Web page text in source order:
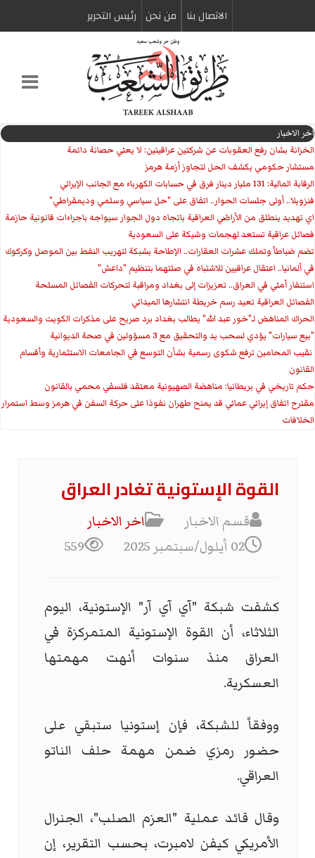
الاتصال بنا من نحن رئیس التحریر
اخر الاخبار
الخزانة بشان رفع العقوبات عن شركتين عراقيتين: لا يعني حصانة دائمة
مستشار حكومي يكشف الحل لتجاوز أزمة هرمز
الرقابة المالية: 131 مليار دينار فرق في حسابات الكهرباء مع الجانب الإيراني
فنزويلا.. أولى جلسات الحوار.. اتفاق على "حل سياسي وسلمي وديمقراطي"
اي تهديد ينطلق من الأراضي العراقية باتجاه دول الجوار سيواجه باجراءات قانونية حازمة
فصائل عراقية تستعد لهجمات وشيكة على السعودية
تضم ضباطاً وتملك عشرات العقارات.. الإطاحة بشبكة لتهريب النفط بين الموصل وكركوك
في ألمانيا.. اعتقال عراقيين للاشتباه في صلتهما بتنظيم "داعش"
استنفار أمني في العراق.. تعزيزات إلى بغداد ومراقبة لتحركات الفصائل المسلحة
الفصائل العراقية تعيد رسم خريطة انتشارها الميداني
الحراك المناهض لـ"خور عبد الله" يطالب بغداد برد صريح على مذكرات الكويت والسعودية
"بيع سيارات" يؤدي لسحب يد والتحقيق مع 3 مسؤولين في صحة الديوانية
‏ نقيب المحامين ترفع شكوى رسمية بشأن التوسع في الجامعات الاستثمارية وأقسام
القانون
حكم تاريخي في بريطانيا: مناهضة الصهيونية معتقد فلسفي محمي بالقانون
مقترح اتفاق إيراني عماني قد يمنح طهران نفوذا على حركة السفن في هرمز وسط استمرار
الخلافات
القوة الإستونية تغادر العراق
قسم الاخبار
اخر الاخبار
02 أيلول/سبتمبر 2025
559
كشفت شبكة "آي آي آر" الإستونية، اليوم
الثلاثاء، أن القوة الإستونية المتمركزة في
العراق منذ سنوات أنهت مهمتها
العسكرية.
ووفقاً للشبكة، فإن إستونيا ستبقي على
حضور رمزي ضمن مهمة حلف الناتو
العراقي.
وقال قائد عملية "العزم الصلب"، الجنرال
الأمريكي كيفن لامبرت، بحسب التقرير، إن